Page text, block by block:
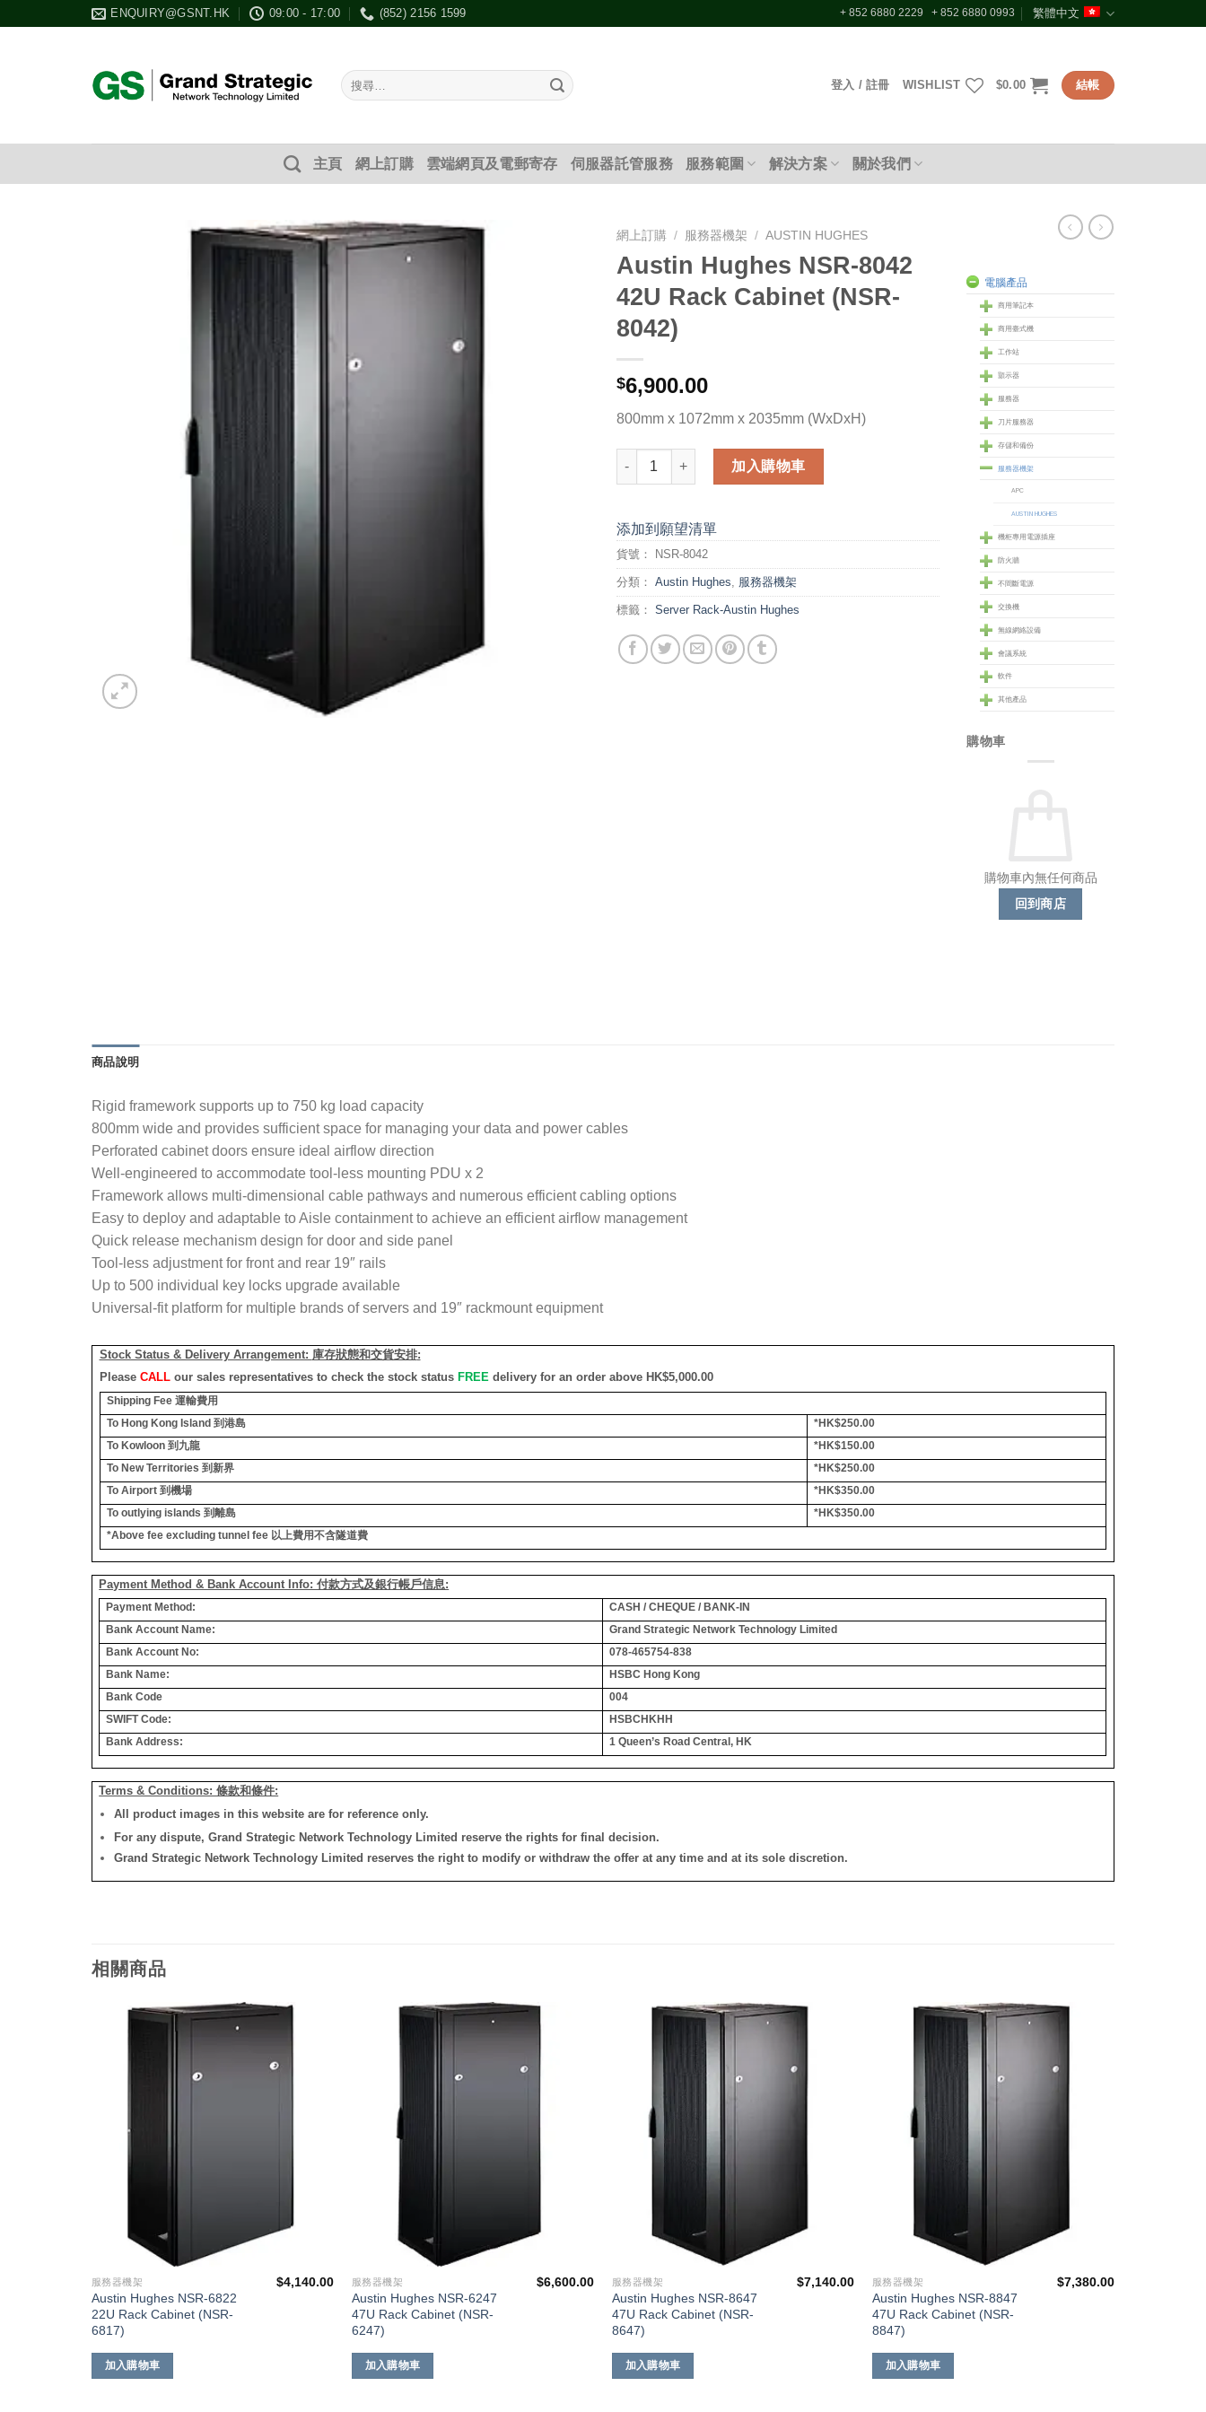
ENQUIRY@GSNT.HK 09:00 - 17:00 (852) 2156 1599 + 852 6880 2229 + 852 6880 0993 繁體中文
搜
尋：
登入 / 註冊 WISHLIST $0.00 結帳
主頁 網上訂購 雲端網頁及電郵寄存 伺服器託管服務 服務範圍 解決方案 關於我們
網上訂購 / 服務器機架 / AUSTIN HUGHES
Austin Hughes NSR-8042
42U Rack Cabinet (NSR-
8042)
$6,900.00
800mm x 1072mm x 2035mm (WxDxH)
Austin Hughes NSR-8042 42U Rack Cabinet (NSR-8042) 數量
加入購物車
添加到願望清單
貨號： NSR-8042
分類： Austin Hughes 服務器機架
標籤： Server Rack-Austin Hughes
電腦產品
商用筆記本
商用臺式機
工作站
顥示器
服務器
刀片服務器
存儲和備份
服務器機架
APC
AUSTIN HUGHES
機柜專用電源插座
防火牆
不間斷電源
交換機
無線網絡設備
會議系統
軟件
其他產品
購物車
購物車內無任何商品
回到商店
商品說明
Rigid framework supports up to 750 kg load capacity
800mm wide and provides sufficient space for managing your data and power cables
Perforated cabinet doors ensure ideal airflow direction
Well-engineered to accommodate tool-less mounting PDU x 2
Framework allows multi-dimensional cable pathways and numerous efficient cabling options
Easy to deploy and adaptable to Aisle containment to achieve an efficient airflow management
Quick release mechanism design for door and side panel
Tool-less adjustment for front and rear 19″ rails
Up to 500 individual key locks upgrade available
Universal-fit platform for multiple brands of servers and 19″ rackmount equipment
Stock Status & Delivery Arrangement: 庫存狀態和交貨安排:
Please CALLour sales representatives to check the stock status FREEdelivery for an order above HK$5,000.00
Shipping Fee 運輸費用
To Hong Kong Island 到港島
*HK$250.00
To Kowloon 到九龍
*HK$150.00
To New Territories 到新界
*HK$250.00
To Airport 到機場
*HK$350.00
To outlying islands 到離島
*HK$350.00
*Above fee excluding tunnel fee 以上費用不含隧道費
Payment Method & Bank Account Info: 付款方式及銀行帳戶信息:
Payment Method:
CASH / CHEQUE / BANK-IN
Bank Account Name:
Grand Strategic Network Technology Limited
Bank Account No:
078-465754-838
Bank Name:
HSBC Hong Kong
Bank Code
004
SWIFT Code:
HSBCHKHH
Bank Address:
1 Queen’s Road Central, HK
Terms & Conditions: 條款和條件:
All product images in this website are for reference only.
For any dispute, Grand Strategic Network Technology Limited reserve the rights for final decision.
Grand Strategic Network Technology Limited reserves the right to modify or withdraw the offer at any time and at its sole discretion.
相關商品
服務器機架
Austin Hughes NSR-6822
22U Rack Cabinet (NSR-
6817)
$4,140.00
加入購物車
服務器機架
Austin Hughes NSR-6247
47U Rack Cabinet (NSR-
6247)
$6,600.00
加入購物車
服務器機架
Austin Hughes NSR-8647
47U Rack Cabinet (NSR-
8647)
$7,140.00
加入購物車
服務器機架
Austin Hughes NSR-8847
47U Rack Cabinet (NSR-
8847)
$7,380.00
加入購物車